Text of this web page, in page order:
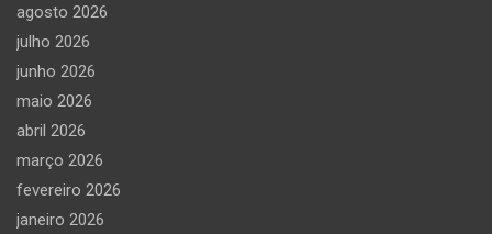
agosto 2026
julho 2026
junho 2026
maio 2026
abril 2026
março 2026
fevereiro 2026
janeiro 2026